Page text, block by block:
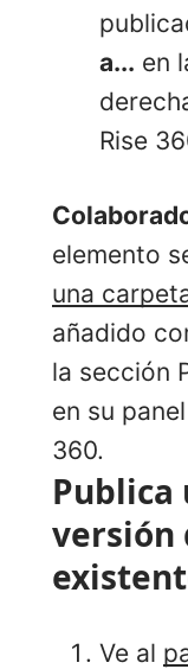
a... en
Rise
elemento
una
añadido
la sección
en su
360.
Publica
versión
Ve al